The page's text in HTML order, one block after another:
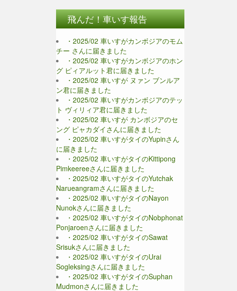
飛んだ！車いす報告
・2025/02 車いすがカンボジアのモム
チー さんに届きました
・2025/02 車いすがカンボジアのホン
グ ピィアルット君に届きました
・2025/02 車いすが ヌァン ブンルア
ン君に届きました
・2025/02 車いすがカンボジアのテッ
ト ヴィリィア君に届きました
・2025/02 車いすが カンボジアのセ
ング ピャカダイさんに届きました
・2025/02 車いすがタイのYupinさん
に届きました
・2025/02 車いすがタイのKittipong
Pimkeereeさんに届きました
・2025/02 車いすがタイのYutchak
Narueangramさんに届きました
・2025/02 車いすがタイのNayon
Nunokさんに届きました
・2025/02 車いすがタイのNobphonat
Ponjaroenさんに届きました
・2025/02 車いすがタイのSawat
Srisukさんに届きました
・2025/02 車いすがタイのUrai
Sogleksingさんに届きました
・2025/02 車いすがタイのSuphan
Mudmonさんに届きました